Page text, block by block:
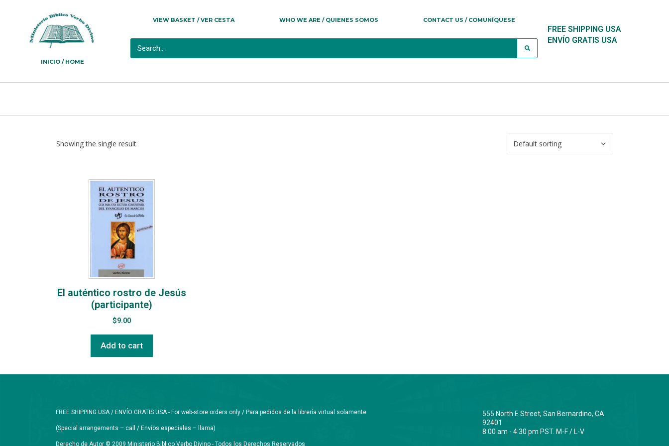
INICIO / HOME
VIEW BASKET / VER CESTA WHO WE ARE / QUIENES SOMOS CONTACT US / COMUNÍQUESE
FREE SHIPPING USA
ENVÍO GRATIS USA
Showing the single result
El auténtico rostro de Jesús
(participante)
$9.00
Add to cart
FREE SHIPPING USA / ENVÍO GRATIS USA - For web-store orders only / Para pedidos de la librería virtual solamente
(Special arrangements – call / Envíos especiales – llama)
Derecho de Autor © 2009 Ministerio Biblico Verbo Divino - Todos los Derechos Reservados
555 North E Street, San Bernardino, CA
92401
8:00 am - 4:30 pm PST. M-F / L-V